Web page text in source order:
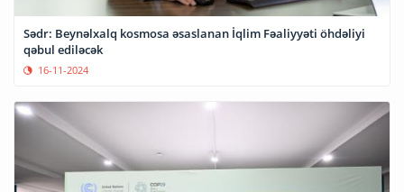
Sədr: Beynəlxalq kosmosa əsaslanan İqlim Fəaliyyəti öhdəliyi
qəbul ediləcək
16-11-2024